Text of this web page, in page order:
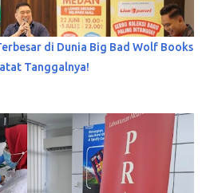
di Dunia Big Bad Wolf Books
Tanggalnya!